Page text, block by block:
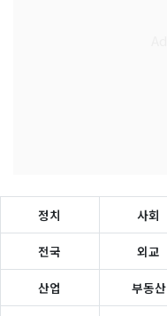
정치 사회
전국 외교
산업 부동산